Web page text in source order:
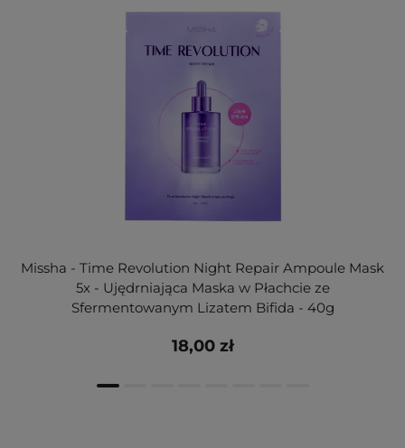
Missha - Time Revolution Night Repair Ampoule Mask
5x - Ujędrniająca Maska w Płachcie ze
Sfermentowanym Lizatem Bifida - 40g
18,00 zł